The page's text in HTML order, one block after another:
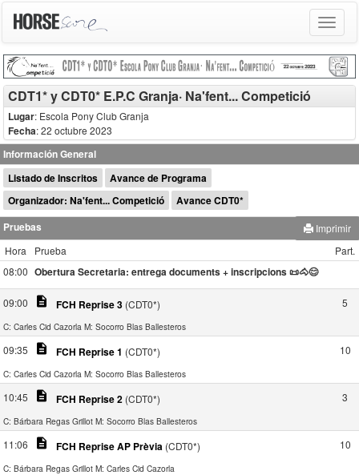
Toggle
CDT1* y CDT0* E.P.C Granja· Na'fent... Competició
Lugar: Escola Pony Club Granja
Fecha: 22 octubre 2023
Información General
Listado de Inscritos
Avance de Programa
Organizador: Na'fent... Competició
Avance CDT0*
Pruebas
Imprimir
Hora
Prueba
Part.
08:00 Obertura Secretaria: entrega documents + inscripcions 📜🐴😊
09:00 description FCH Reprise 3 (CDT0*) 5
C: Carles Cid Cazorla M: Socorro Blas Ballesteros
09:35 description FCH Reprise 1 (CDT0*) 10
C: Carles Cid Cazorla M: Socorro Blas Ballesteros
10:45 description FCH Reprise 2 (CDT0*) 3
C: Bárbara Regas Grillot M: Socorro Blas Ballesteros
11:06 description FCH Reprise AP Prèvia (CDT0*) 10
C: Bárbara Regas Grillot M: Carles Cid Cazorla